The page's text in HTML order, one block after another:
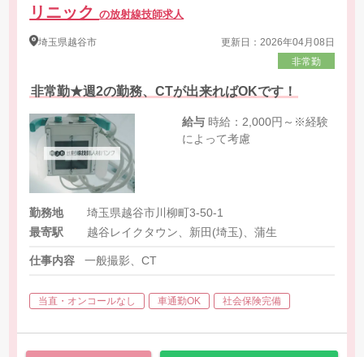
リニックの放射線技師求人
埼玉県越谷市
更新日：2026年04月08日
非常勤
非常勤★週2の勤務、CTが出来ればOKです！
給与
によって考慮
勤務地
埼玉県越谷市川柳町3-50-1
最寄駅
越谷レイクタウン、新田(埼玉)、蒲生
仕事内容 一般撮影、CT
当直・オンコールなし 車通勤OK 社会保険完備